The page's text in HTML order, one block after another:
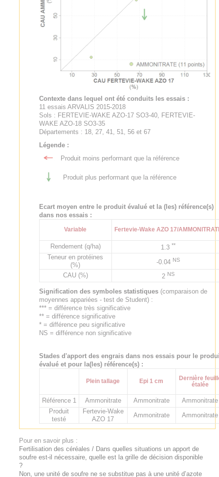
Contexte dans lequel ont été conduits les essais :
11 essais ARVALIS 2015-2018
Sols : FERTEVIE-WAKE AZO-17 SO3-40, FERTEVIE-
WAKE AZO-18 SO3-35
Départements : 18, 27, 41, 51, 56 et 67
Légende :
Produit moins performant que la référence
Produit plus performant que la référence
Ecart moyen entre le produit évalué et la (les) référence(s)
dans nos essais :
Variable Fertevie-Wake AZO 17/
Rendement (q/ha) 1.3 **
Teneur en protéines
(%)
-0.04 NS
CAU (%) 2 NS
Signification des symboles statistiques(comparaison de
moyennes appariées - test de Student) :
*** = différence très significative
** = différence significative
* = différence peu significative
NS = différence non significative
Stades d'apport des engrais dans nos essais pour le
évalué et pour la(les) référence(s) :
Plein tallage Epi 1 cm
Dernière
étalée
Référence 1 Ammonitrate Ammonitrate
Ammonitrate
Produit
testé
Fertevie-Wake
AZO 17
Ammonitrate Ammonitrate
Pour en savoir plus :
Fertilisation des céréales / Dans quelles situations un apport de
soufre est-il nécessaire, quelle est la grille de décision disponible
?
Non, une unité de soufre ne se substitue pas à une unité d’azote